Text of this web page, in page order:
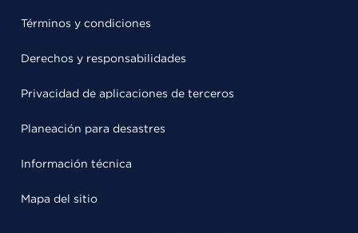
Términos y condiciones
Derechos y responsabilidades
Privacidad de aplicaciones de terceros
Planeación para desastres
Información técnica
Mapa del sitio